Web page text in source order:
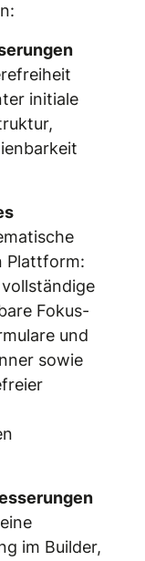
initiale
Plattform:
Fokus-
und
sowie
im Builder,